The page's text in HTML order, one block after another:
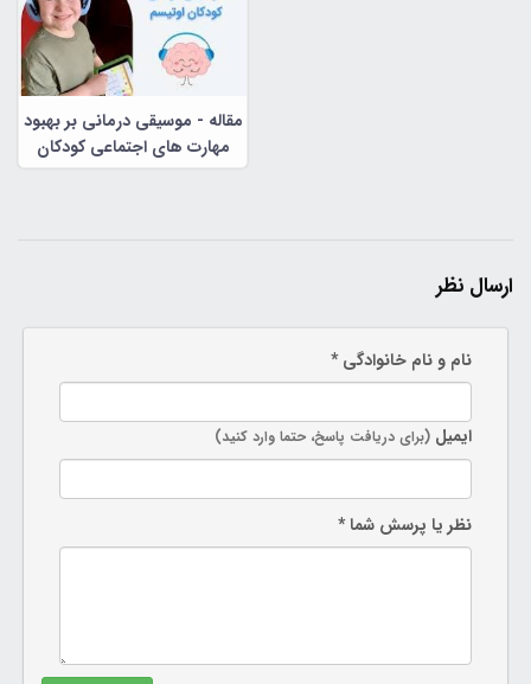
مقاله - موسیقی درمانی بر بهبود
مهارت های اجتماعی کودکان
اتیسم
ارسال نظر
نام و نام خانوادگی *
ایمیل (برای دریافت پاسخ، حتما وارد کنید)
نظر یا پرسش شما *